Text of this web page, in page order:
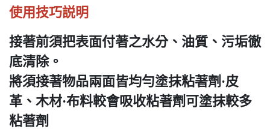
使用技巧説明
接著前須把表面付著之水分、油質、污垢徹
底清除。
將須接著物品兩面皆均勻塗抹粘著劑·皮
革、木材·布料較會吸收粘著劑可塗抹較多
粘著劑